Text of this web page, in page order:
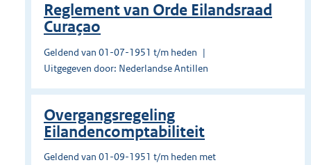
Reglement van Orde Eilandsraad
Curaçao
Geldend van 01-07-1951 t/m heden
Uitgegeven door: Nederlandse Antillen
Overgangsregeling
Eilandencomptabiliteit
Geldend van 01-09-1951 t/m heden met